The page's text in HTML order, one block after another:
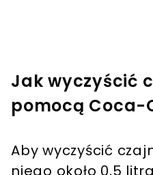
Jak wyczyścić
pomocą Coca-
Aby wyczyścić
niego około 0,5